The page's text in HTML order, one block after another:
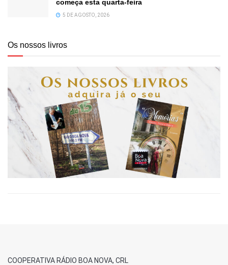
começa esta quarta-feira
5 DE AGOSTO, 2026
Os nossos livros
COOPERATIVA RÁDIO BOA NOVA, CRL